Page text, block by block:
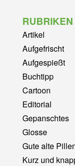
RUBRIKEN
Artikel
Aufgefrischt
Aufgespießt
Buchtipp
Cartoon
Editorial
Gepanschtes
Glosse
Gute alte
Kurz und